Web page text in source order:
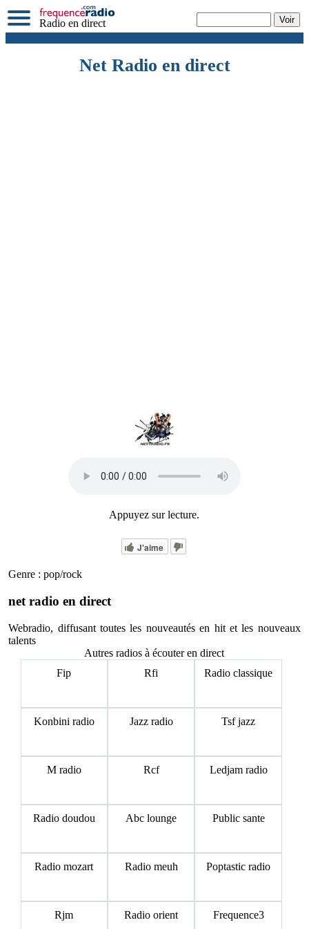
Radio en direct
Net Radio en direct
Appuyez sur lecture.
J'aime
Genre : pop/rock
net radio en direct
Webradio, diffusant toutes les nouveautés en hit et les nouveaux
talents
Autres radios à écouter en direct
Fip
Rfi Radio classique
Konbini radio Jazz radio Tsf jazz
M radio Rcf Ledjam radio
Radio doudou Abc lounge Public sante
Radio mozart Radio meuh Poptastic radio
Rjm Radio orient Frequence3